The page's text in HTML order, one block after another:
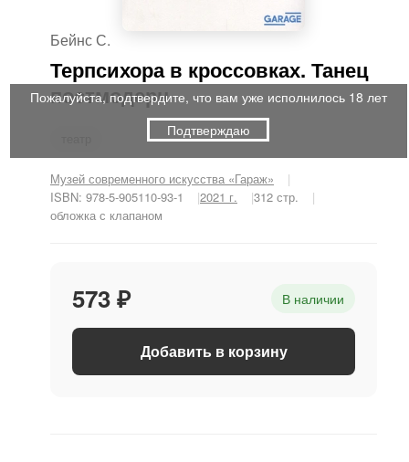
Бейнс С.
Терпсихора в кроссовках. Танец
постмодерн
Музей современного искусства «Гараж»
ISBN: 978-5-905110-93-1
2021 г.
312 стр.
обложка с клапаном
573 ₽ В наличии
Добавить в корзину
Пожалуйста, подтвердите, что вам уже исполнилось 18 лет
Подтверждаю